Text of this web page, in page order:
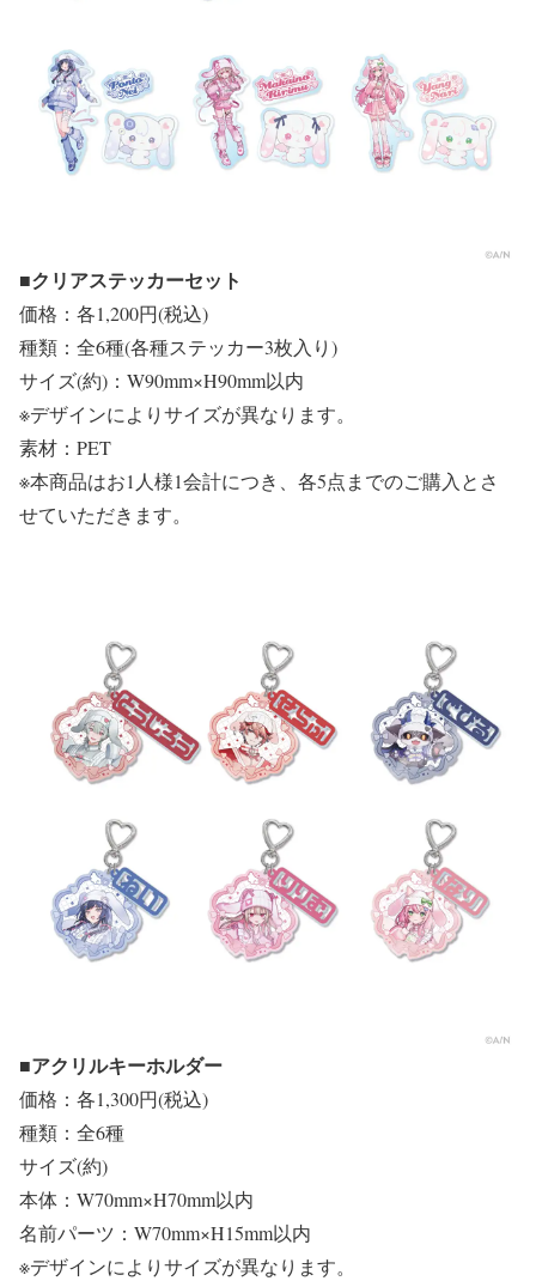
■クリアステッカーセット
価格：各1,200円(税込)
種類：全6種(各種ステッカー3枚入り)
サイズ(約)：W90mm×H90mm以内
※デザインによりサイズが異なります。
素材：PET
※本商品はお1人様1会計につき、各5点までのご購入とさ
せていただきます。
■アクリルキーホルダー
価格：各1,300円(税込)
種類：全6種
サイズ(約)
本体：W70mm×H70mm以内
名前パーツ：W70mm×H15mm以内
※デザインによりサイズが異なります。